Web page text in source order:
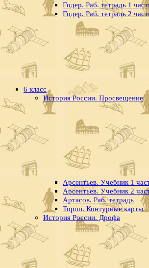
Годер. Раб. тетрадь 1
Годер. Раб. тетрадь 2
6 класс
История России. Просвещение
Арсентьев. Учебник 1
Арсентьев. Учебник 2
Артасов. Раб. тетрадь
Тороп. Контурные карты
История России. Дрофа